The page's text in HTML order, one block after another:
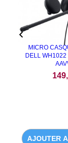
MICRO
DELL
AJOUTER
